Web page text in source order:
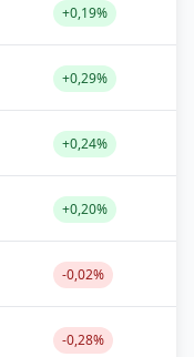
+0,19%
+0,29%
+0,24%
+0,20%
-0,02%
-0,28%